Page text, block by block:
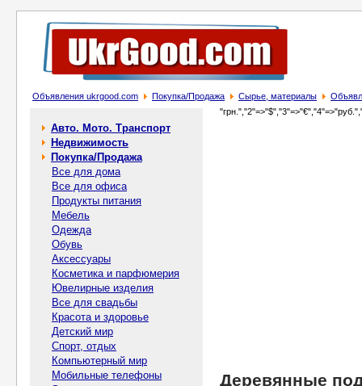
Объявления ukrgood.com Покупка/Продажа Сырье, материалы
Авто. Мото. Транспорт
Недвижимость
Покупка/Продажа
Все для дома
Все для офиса
Продукты питания
Мебель
Одежда
Обувь
Аксессуары
Косметика и парфюмерия
Ювелирные изделия
Все для свадьбы
Красота и здоровье
Детский мир
Спорт, отдых
Компьютерный мир
Мобильные телефоны
Деревянные